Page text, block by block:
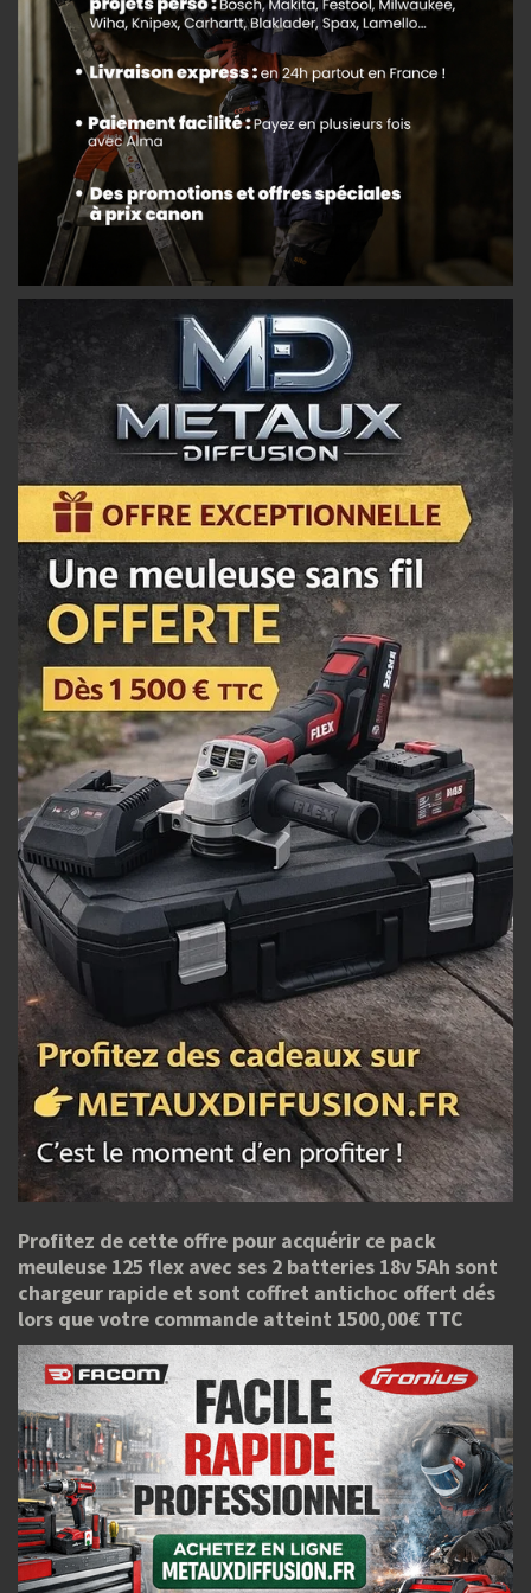
Profitez de cette offre pour acquérir ce pack
meuleuse 125 flex avec ses 2 batteries 18v 5Ah sont
chargeur rapide et sont coffret antichoc offert dés
lors que votre commande atteint 1500,00€ TTC